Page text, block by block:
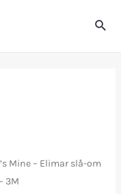
Mine – Elimar slå-om
3M